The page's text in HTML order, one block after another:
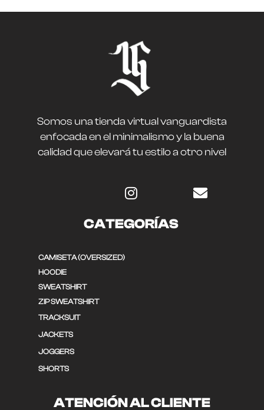
Somos una tienda virtual vanguardista
enfocada en el minimalismo y la buena
calidad que elevará tu estilo a otro nivel
CATEGORÍAS
CAMISETA (OVERSIZED)
HOODIE
SWEATSHIRT
ZIP SWEATSHIRT
TRACKSUIT
JACKETS
JOGGERS
SHORTS
ATENCIÓN AL CLIENTE